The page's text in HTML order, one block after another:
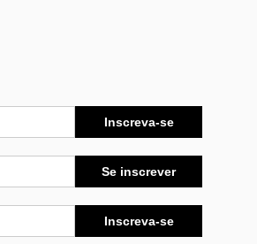
Inscreva-se
Se inscrever
Inscreva-se